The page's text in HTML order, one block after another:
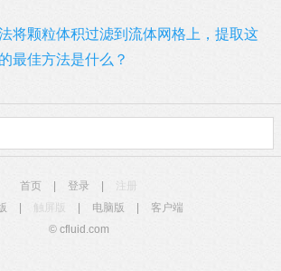
将颗粒体积过滤到流体网格上，提取这
最佳方法是什么？
首页 登录
注册
触屏版 电脑版
客户端
© cfluid.com